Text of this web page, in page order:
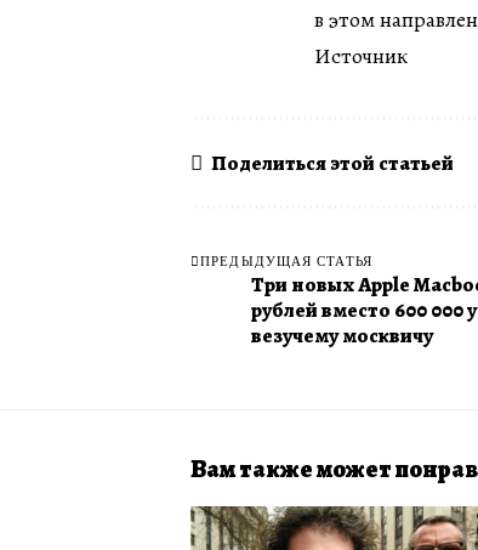
в этом
Источник
Поделиться этой статьей
ПРЕДЫДУЩАЯ СТАТЬЯ
Три новых Apple
рублей вместо 600 000
везучему москвичу
Вам также может